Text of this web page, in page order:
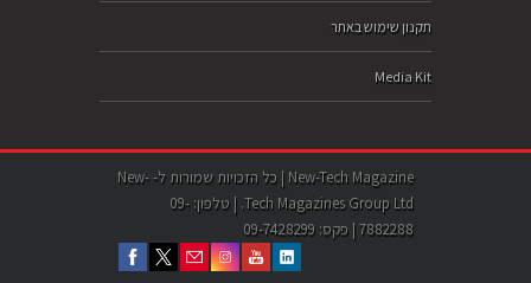
תקנון שימוש באתר
Media Kit
New-Tech Magazine | כל הזכויות שמורות ל- New-
Tech Magazines Group Ltd. | טלפון: 09-
7882288 | פקס: 09-7428299